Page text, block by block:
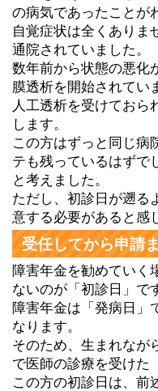
の病気であったことが
自覚症状は全くありま
通院されていました。
数年前から状態の悪化
膜透析を開始されてい
人工透析を受けておら
します。
この方はずっと同じ病
テも残っているはずで
と考えました。
ただし、初診日が遡る
意する必要があると感
受任してから申請
障害年金を勧めていく
ないのが「初診日」で
障害年金は「発病日」
なります。
そのため、生まれなが
で医師の診療を受けた
この方の初診日は、前